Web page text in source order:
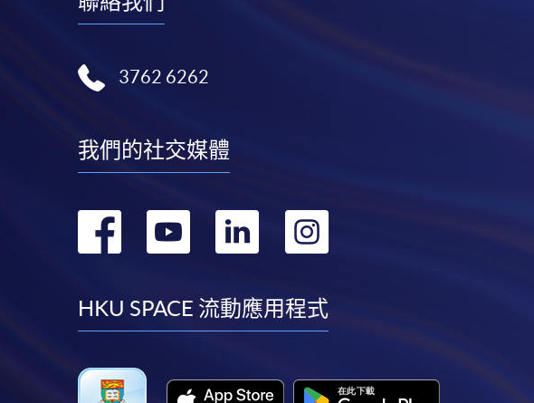
3762 6262
我們的社交媒體
轉
facebook
轉
youtube
轉
linkedin
轉
instagram
HKU SPACE 流動應用程式